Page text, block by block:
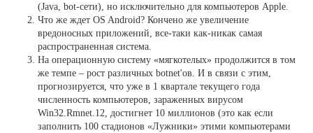
(Java, bot-сети), но исключительно для компьютеров Apple.
Что же ждет OS Android? Кончено же увеличение
вредоносных приложений, все-таки как-никак самая
распространенная система.
На операционную систему «мягкотелых» продолжится в том
же темпе – рост различных botnet'ов. И в связи с этим,
прогнозируется, что уже в 1 квартале текущего года
численность компьютеров, зараженных вирусом
Win32.Rmnet.12, достигнет 10 миллионов (это как если
заполнить 100 стадионов «Лужники» этими компьютерами